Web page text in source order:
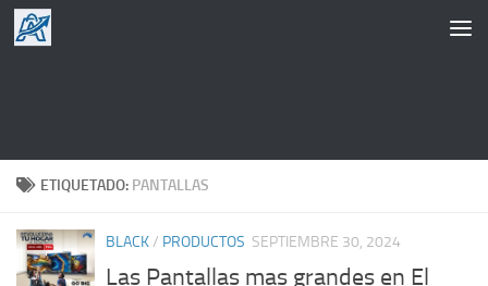
Saltar al contenido
ETIQUETADO: PANTALLAS
BLACK/ PRODUCTOS SEPTIEMBRE 30, 2024
Las Pantallas mas grandes en El